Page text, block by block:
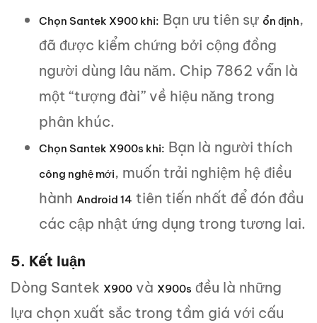
Chọn Santek X900 khi: Bạn ưu tiên sự ổn định,
đã được kiểm chứng bởi cộng đồng
người dùng lâu năm. Chip 7862 vẫn là
một “tượng đài” về hiệu năng trong
phân khúc.
Chọn Santek X900s khi: Bạn là người thích
công nghệ mới, muốn trải nghiệm hệ điều
hành Android 14 tiên tiến nhất để đón đầu
các cập nhật ứng dụng trong tương lai.
5. Kết luận
Dòng Santek X900 và X900s đều là những
lựa chọn xuất sắc trong tầm giá với cấu